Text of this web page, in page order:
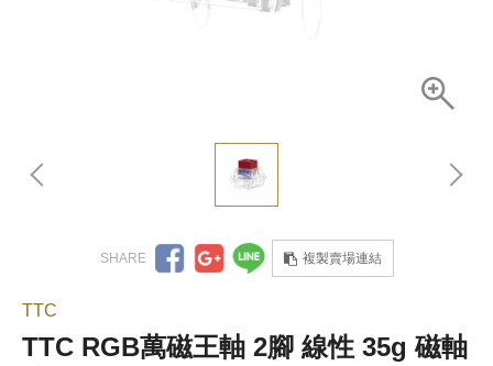
複製賣場連結
TTC
TTC RGB萬磁王軸 2腳 線性 35g 磁軸